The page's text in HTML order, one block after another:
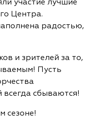
участие лучшие
Центра.
радостью,
и зрителей за то,
Пусть
всегда сбываются!
сезоне!